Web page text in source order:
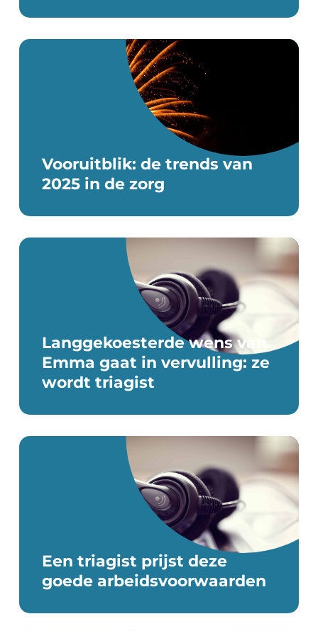
OVER ONS
VEELGESTELDE VRAGEN
Vooruitblik: de trends van
2025 in de zorg
Langgekoesterde wens van
Emma gaat in vervulling: ze
wordt triagist
Een triagist prijst deze
goede arbeidsvoorwaarden